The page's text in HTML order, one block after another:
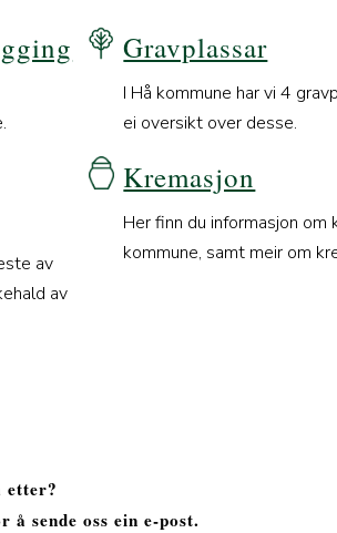
Gravplassar
I Hå kommune har vi 4
ei oversikt over desse.
av
av
Kremasjon
Her finn du informasjon om
kommune, samt meir om
etter?
sende oss ein e-post.